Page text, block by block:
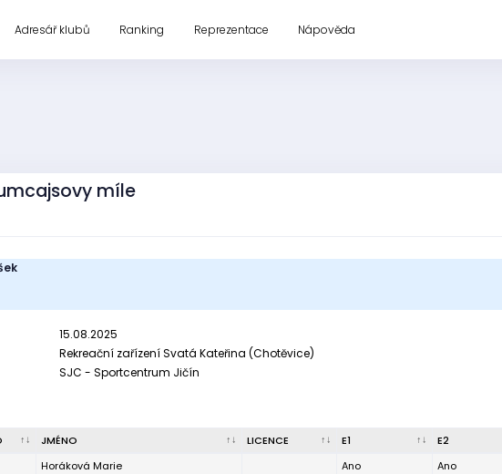
Adresář klubů Ranking Reprezentace Nápověda
míle
15.08.2025
Rekreační zařízení Svatá Kateřina (Chotěvice)
SJC - Sportcentrum Jičín
JMÉNO LICENCE E1 E2
Horáková Marie Ano Ano